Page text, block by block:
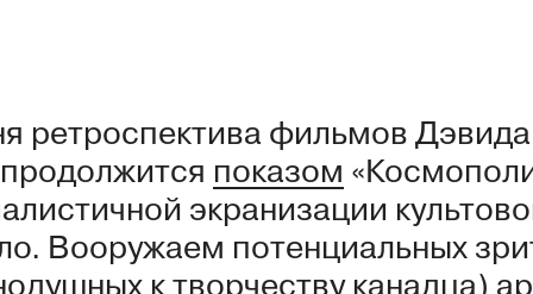
ретроспектива фильмов
показом
экранизации
Вооружаем потенциальных